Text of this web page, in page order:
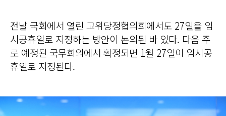
전날 국회에서 열린 고위당정협의회에서도 27일을 임
시공휴일로 지정하는 방안이 논의된 바 있다. 다음 주
로 예정된 국무회의에서 확정되면 1월 27일이 임시공
휴일로 지정된다.